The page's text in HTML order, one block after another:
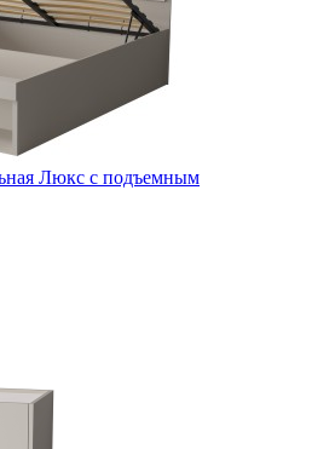
Люкс с подъемным